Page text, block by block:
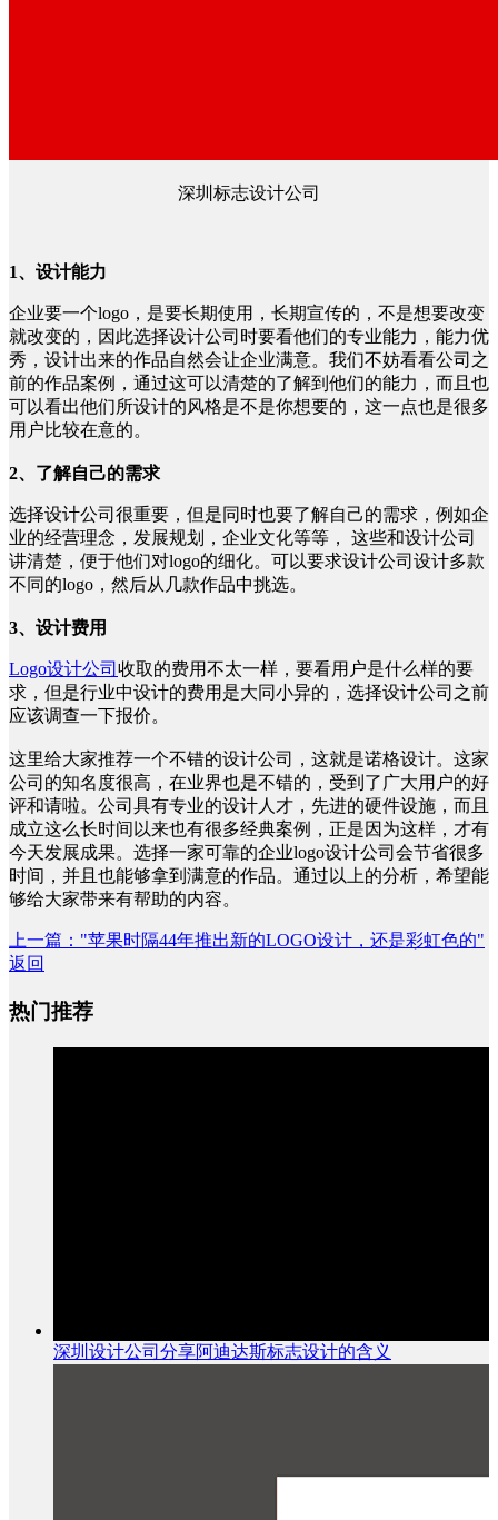
深圳标志设计公司
1、设计能力
企业要一个logo，是要长期使用，长期宣传的，不是想要改变
就改变的，因此选择设计公司时要看他们的专业能力，能力优
秀，设计出来的作品自然会让企业满意。我们不妨看看公司之
前的作品案例，通过这可以清楚的了解到他们的能力，而且也
可以看出他们所设计的风格是不是你想要的，这一点也是很多
用户比较在意的。
2、了解自己的需求
选择设计公司很重要，但是同时也要了解自己的需求，例如企
业的经营理念，发展规划，企业文化等等， 这些和设计公司
讲清楚，便于他们对logo的细化。可以要求设计公司设计多款
不同的logo，然后从几款作品中挑选。
3、设计费用
Logo设计公司 收取的费用不太一样，要看用户是什么样的要
求，但是行业中设计的费用是大同小异的，选择设计公司之前
应该调查一下报价。
这里给大家推荐一个不错的设计公司，这就是诺格设计。这家
公司的知名度很高，在业界也是不错的，受到了广大用户的好
评和请啦。公司具有专业的设计人才，先进的硬件设施，而且
成立这么长时间以来也有很多经典案例，正是因为这样，才有
今天发展成果。选择一家可靠的企业logo设计公司会节省很多
时间，并且也能够拿到满意的作品。通过以上的分析，希望能
够给大家带来有帮助的内容。
上一篇 ："苹果时隔44年推出新的LOGO设计，还是彩虹色的"
返回
热门推荐
深圳设计公司分享阿迪达斯标志设计的含义